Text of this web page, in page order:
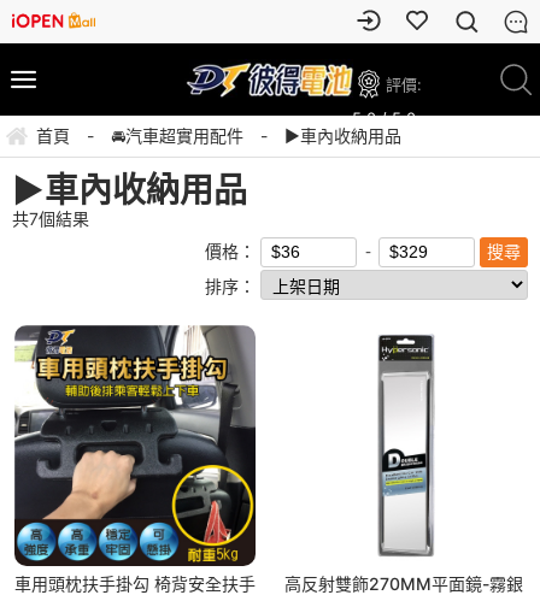
評價:
5.0 / 5.0
首頁 - 🚘汽車超實用配件 - ▶️車內收納用品
▶️車內收納用品
共7個結果
價格：
排序：
車用頭枕扶手掛勾 椅背安全扶手
高反射雙飾270MM平面鏡-霧銀